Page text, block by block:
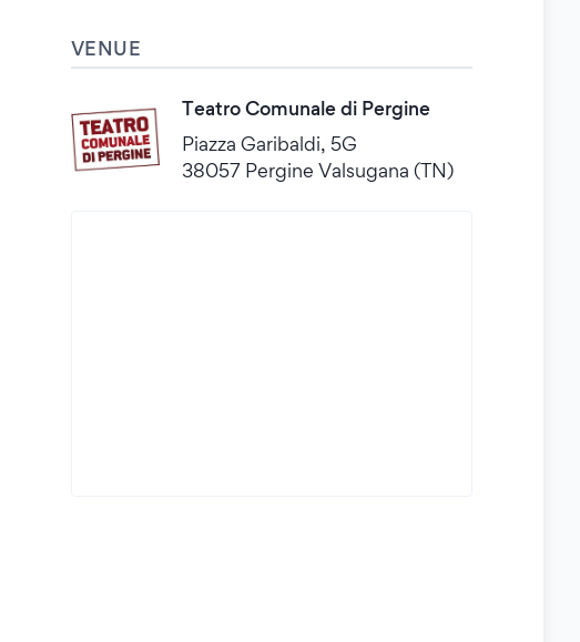
VENUE
Teatro Comunale di Pergine
Piazza Garibaldi, 5G
38057 Pergine Valsugana (TN)